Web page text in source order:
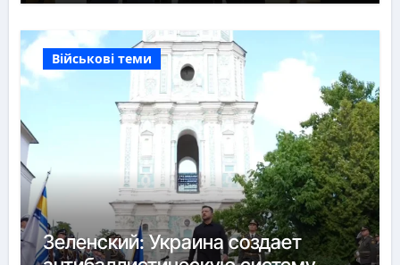
Військові теми
Зеленский: Украина создает